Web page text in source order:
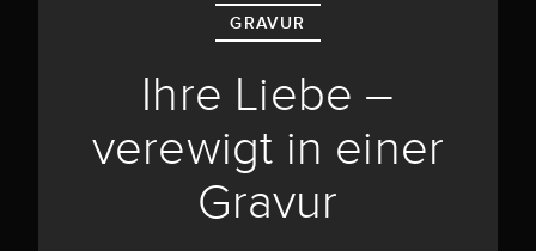
GRAVUR
Ihre Liebe –
verewigt in einer
Gravur